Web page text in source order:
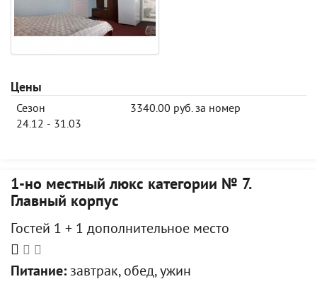
Цены
Сезон
24.12 - 31.03
3340.00 руб. за номер
1-но местный люкс категории № 7.
Главный корпус
Гостей 1 + 1 дополнительное место
Питание: завтрак, обед, ужин